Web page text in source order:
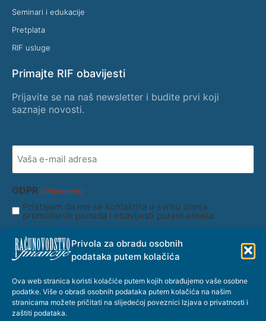
Privola za obradu osobnih
podataka putem kolačića
Ova web stranica koristi kolačiće putem kojih obrađujemo vaše osobne
podatke. Više o obradi osobnih podataka putem kolačića na našim
stranicama možete pričitati na slijedećoj poveznici Izjava o privatnosti i
zaštiti podataka.
Seminari i edukacije
Pretplata
RIF usluge
Primajte RIF obavijesti
Prijavite se na naš newsletter i budite prvi koji
saznaje novosti.
Vaša
e-
adresa
GDPR (Obavezno)
Pristajem da me se kontaktira u svrhu slanja
promotivnih ponuda i obavijesti putem emaila.
Prijava